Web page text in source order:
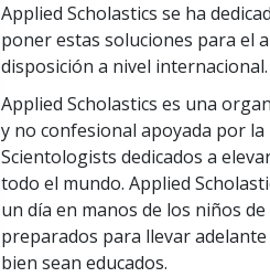
Applied Scholastics se ha
poner estas soluciones para el
disposición a nivel internacional.
Applied Scholastics es una
y no confesional apoyada por
Scientologists dedicados a
todo el mundo. Applied
un día en manos de los niños
preparados para llevar
bien sean educados.